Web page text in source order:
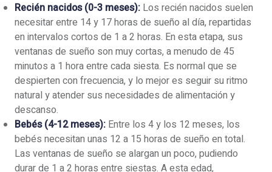
Recién nacidos (0-3 meses): Los recién nacidos suelen
necesitar entre 14 y 17 horas de sueño al día, repartidas
en intervalos cortos de 1 a 2 horas. En esta etapa, sus
ventanas de sueño son muy cortas, a menudo de 45
minutos a 1 hora entre cada siesta. Es normal que se
despierten con frecuencia, y lo mejor es seguir su ritmo
natural y atender sus necesidades de alimentación y
descanso.
Bebés (4-12 meses): Entre los 4 y los 12 meses, los
bebés necesitan unas 12 a 15 horas de sueño en total.
Las ventanas de sueño se alargan un poco, pudiendo
durar de 1 a 2 horas entre siestas. A esta edad,